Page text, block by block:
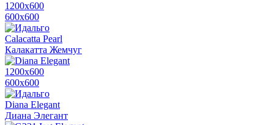
1200х600
600х600
Calacatta Pearl
Калакатта Жемчуг
1200х600
600х600
Diana Elegant
Диана Элегант